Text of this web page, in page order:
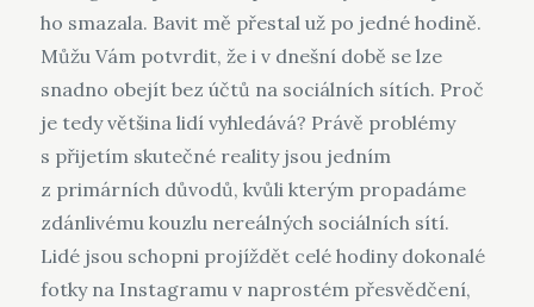
ho smazala. Bavit mě přestal už po jedné hodině.
Můžu Vám potvrdit, že i v dnešní době se lze
snadno obejít bez účtů na sociálních sítích. Proč
je tedy většina lidí vyhledává? Právě problémy
s přijetím skutečné reality jsou jedním
z primárních důvodů, kvůli kterým propadáme
zdánlivému kouzlu nereálných sociálních sítí.
Lidé jsou schopni projíždět celé hodiny dokonalé
fotky na Instagramu v naprostém přesvědčení,